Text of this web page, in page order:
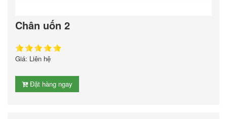
Chân uốn 2
Giá: Liên hệ
Đặt hàng ngay